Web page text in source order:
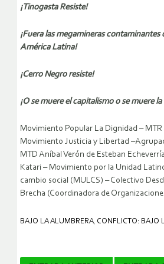
¡Tinogasta Resiste!
¡Fuera las megamineras contaminantes
América Latina!
¡Cerro Negro resiste!
¡O se muere el capitalismo o se muere
Movimiento Popular La Dignidad – MTR
Movimiento Justicia y Libertad
MTD Aníbal Verón de Esteban
Katari – Movimiento por la Unidad
cambio social (MULCS) – Colectivo
Brecha (Coordinadora de
BAJO LA ALUMBRERA, CONFLICTO: BAJO